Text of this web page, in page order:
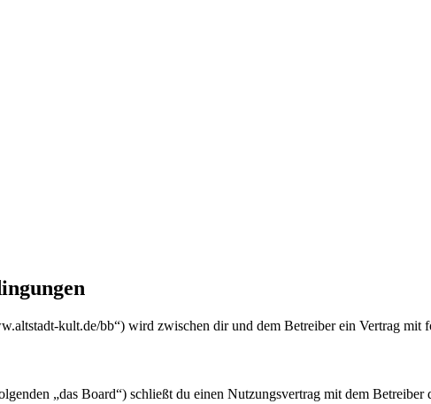
kult.de/bb“) wird zwischen dir und dem Betreiber ein Vertrag mit
„das Board“) schließt du einen Nutzungsvertrag mit dem